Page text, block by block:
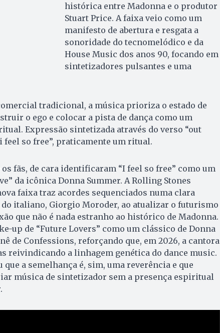
histórica entre Madonna e o produtor
Stuart Price. A faixa veio como um
manifesto de abertura e resgata a
sonoridade do tecnomelódico e da
House Music dos anos 90, focando em
sintetizadores pulsantes e uma
tradicional, a música prioriza o estado de
o ego e colocar a pista de dança como um
Expressão sintetizada através do verso “out
feel so free”, praticamente um ritual.
fãs, de cara identificaram “I feel so free” como um
da icônica Donna Summer. A Rolling Stones
faixa traz acordes sequenciados numa clara
italiano, Giorgio Moroder, ao atualizar o futurismo
que não é nada estranho ao histórico de Madonna.
up de “Future Lovers” como um clássico de Donna
de Confessions, reforçando que, em 2026, a cantora
reivindicando a linhagem genética do dance music.
a semelhança é, sim, uma reverência e que
música de sintetizador sem a presença espiritual